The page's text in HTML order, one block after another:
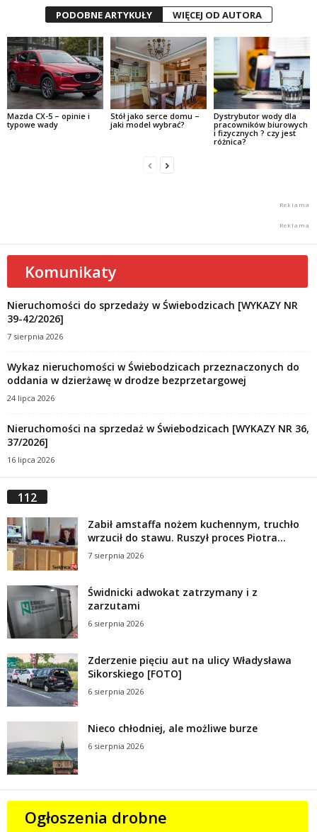
PODOBNE ARTYKUŁY WIĘCEJ OD AUTORA
Mazda CX-5 – opinie i
typowe wady
Stół jako serce domu –
jaki model wybrać?
Dystrybutor wody dla
pracowników biurowych
i fizycznych ? czy jest
różnica?
Komunikaty
Nieruchomości do sprzedaży w Świebodzicach [WYKAZY NR
39-42/2026]
7 sierpnia 2026
Wykaz nieruchomości w Świebodzicach przeznaczonych do
oddania w dzierżawę w drodze bezprzetargowej
24 lipca 2026
Nieruchomości na sprzedaż w Świebodzicach [WYKAZY NR 36,
37/2026]
16 lipca 2026
112
Zabił amstaffa nożem kuchennym, truchło
wrzucił do stawu. Ruszył proces Piotra...
7 sierpnia 2026
Świdnicki adwokat zatrzymany i z
zarzutami
6 sierpnia 2026
Zderzenie pięciu aut na ulicy Władysława
Sikorskiego [FOTO]
6 sierpnia 2026
Nieco chłodniej, ale możliwe burze
6 sierpnia 2026
Ogłoszenia drobne